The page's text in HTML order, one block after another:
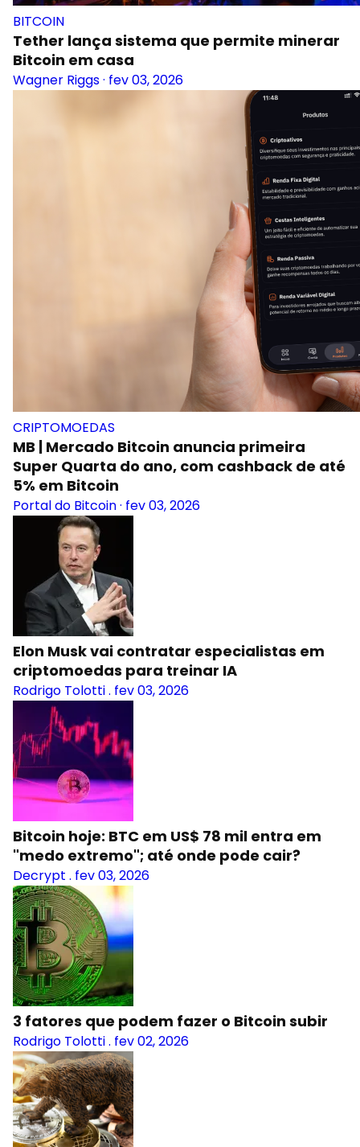
BITCOIN
Tether lança sistema que permite minerar
Bitcoin em casa
Wagner Riggs· fev 03, 2026
CRIPTOMOEDAS
MB | Mercado Bitcoin anuncia primeira
Super Quarta do ano, com cashback de até
5% em Bitcoin
Portal do Bitcoin· fev 03, 2026
Elon Musk vai contratar especialistas em
criptomoedas para treinar IA
Rodrigo Tolotti. fev 03, 2026
Bitcoin hoje: BTC em US$ 78 mil entra em
"medo extremo"; até onde pode cair?
Decrypt . fev 03, 2026
3 fatores que podem fazer o Bitcoin subir
Rodrigo Tolotti. fev 02, 2026